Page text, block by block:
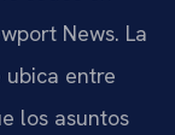
News. La
entre
los asuntos